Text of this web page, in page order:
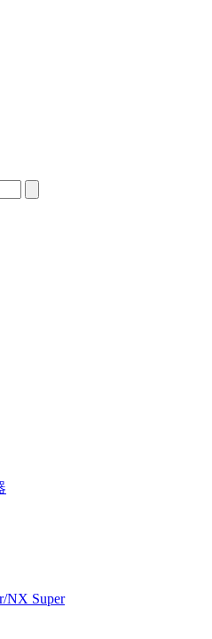
NX Super